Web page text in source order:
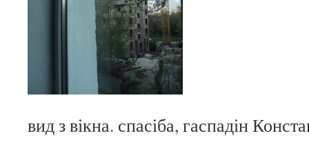
вид з вікна. спасіба, гаспадін